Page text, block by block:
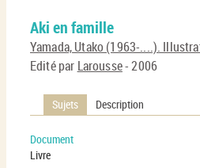
Aki en famille
Yamada, Utako (1963-....).
Edité par Larousse- 2006
Sujets Description
Document
Livre